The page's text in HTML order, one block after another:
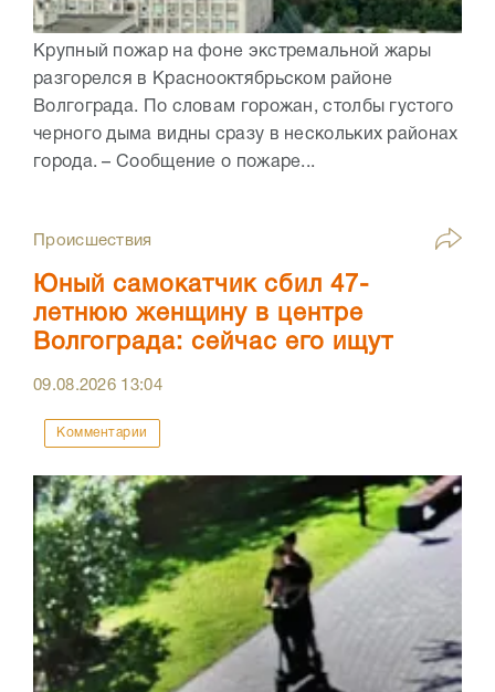
Крупный пожар на фоне экстремальной жары
разгорелся в Краснооктябрьском районе
Волгограда. По словам горожан, столбы густого
черного дыма видны сразу в нескольких районах
города. – Сообщение о пожаре...
Происшествия
Юный самокатчик сбил 47-
летнюю женщину в центре
Волгограда: сейчас его ищут
09.08.2026 13:04
Комментарии